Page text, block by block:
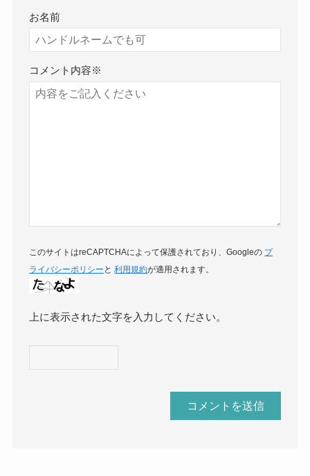
お名前
コメント内容※
このサイトはreCAPTCHAによって保護されており、Googleの プ
ライバシーポリシー と利用規約が適用されます。
上に表示された文字を入力してください。